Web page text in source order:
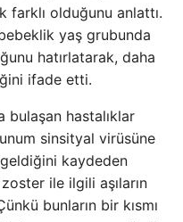
farklı olduğunu anlattı.
yaş grubunda
hatırlatarak, daha
ifade etti.
bulaşan hastalıklar
sinsityal virüsüne
geldiğini kaydeden
ile ilgili aşıların
bunların bir kısmı